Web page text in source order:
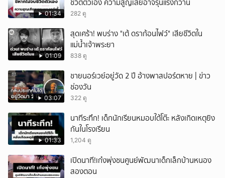
01:34
ชีวิตตัวเอง ความสูญเสียอาจรุนแรงกว่านี้
282 ดู
01:09
สุดเศร้า! พบร่าง "เต้ ดราก้อนไฟว์" เสียชีวิตใน
แม่น้ำเจ้าพระยา
838 ดู
03:07
ชายนอร์เวย์อยู่วัด 2 ปี อ้างพาสปอร์ตหาย | ข่าว
ช่องวัน
322 ดู
01:33
นาทีระทึก! เด็กนักเรียนหมอบใต้โต๊ะ หลังเกิดเหตุยิง
กันในโรงเรียน
1,204 ดู
เปิดนาที!เก๋งพุ่งชนศูนย์พัฒนาเด็กเล็กบ้านหนอง
สองตอน